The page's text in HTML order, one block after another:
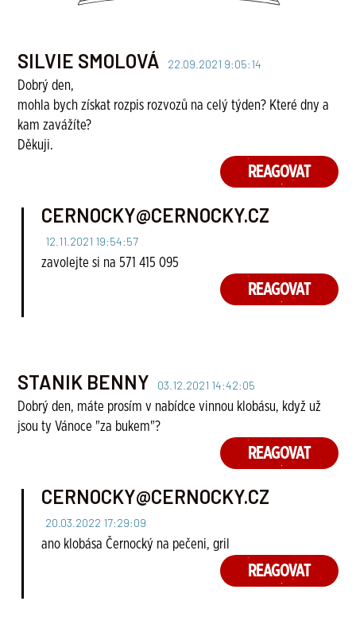
SILVIE SMOLOVÁ 22.09.2021 9:05:14
Dobrý den,
mohla bych získat rozpis rozvozů na celý týden? Které dny a
kam zavážíte?
Děkuji.
REAGOVAT
CERNOCKY@CERNOCKY.CZ
12.11.2021 19:54:57
zavolejte si na 571 415 095
REAGOVAT
STANIK BENNY 03.12.2021 14:42:05
Dobrý den, máte prosím v nabídce vinnou klobásu, když už
jsou ty Vánoce "za bukem"?
REAGOVAT
CERNOCKY@CERNOCKY.CZ
20.03.2022 17:29:09
ano klobása Černocký na pečeni, gril
REAGOVAT